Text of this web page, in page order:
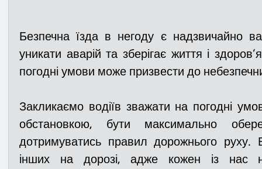
Безпечна їзда в негоду є надзвичайно
уникати аварій та зберігає життя і
погодні умови може призвести до
Закликаємо водіїв зважати на погодні
обстановкою, бути максимально
дотримуватись правил дорожнього руху.
інших на дорозі, адже кожен із нас